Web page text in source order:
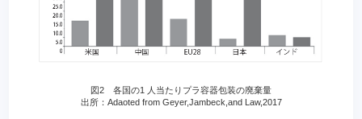
図2 各国の1 人当たりプラ容器包装の廃棄量
出所：Adaoted from Geyer,Jambeck,and Law,2017